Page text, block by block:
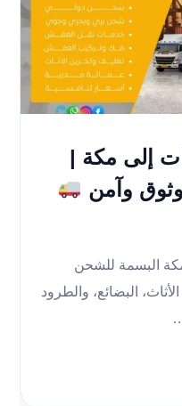
إلى مكة |
البسمة للشحن
البضائع، والطرود